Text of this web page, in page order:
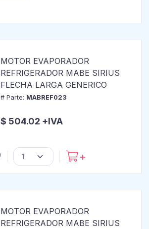
MOTOR EVAPORADOR
REFRIGERADOR MABE SIRIUS
FLECHA LARGA GENERICO
# Parte: MABREF023
$ 504.02 +IVA
MOTOR EVAPORADOR
REFRIGERADOR MABE SIRIUS